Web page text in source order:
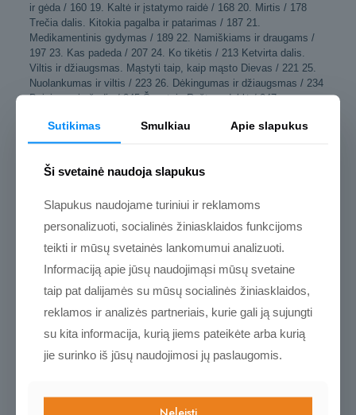
ir gėda / 160 19. Kaltė ir įstatymo raidė / 168 20. Mirtis / 178
Trečia dalis. Kitokia pagalba ir patarimas / 187 21.
Medikamentinis gydymas / 189 22. Namiškiams ir draugams /
197 23. Kas padeda / 207 24. Ko tikėtis / 213 Ketvirta dalis.
Viltis ir džiaugsmas. Mąstyti taip, kaip mąsto Dievas / 221 25.
Nuolankumas ir viltis / 223 26. Dėkingumas ir džiaugsmas / 234
Baigiamasis žodis / 245 Šventojo Rašto rodyklė / 247
Atsiliepimai
Atsiliepimų dar nėra.
produktą.
Sutikimas Smulkiau Apie slapukus
Ši svetainė naudoja slapukus
Slapukus naudojame turiniui ir reklamoms
personalizuoti, socialinės žiniasklaidos funkcijoms
teikti ir mūsų svetainės lankomumui analizuoti.
Informaciją apie jūsų naudojimąsi mūsų svetaine
taip pat dalijamės su mūsų socialinės žiniasklaidos,
reklamos ir analizės partneriais, kurie gali ją sujungti
su kita informacija, kurią jiems pateikėte arba kurią
jie surinko iš jūsų naudojimosi jų paslaugomis.